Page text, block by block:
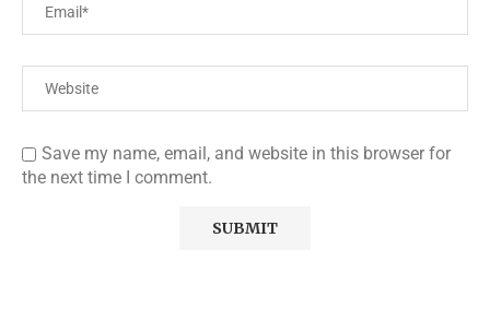
Save my name, email, and website in this browser for
the next time I comment.